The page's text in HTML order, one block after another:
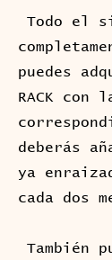
Todo el
puedes
RACK con
deberás
ya
cada dos
También